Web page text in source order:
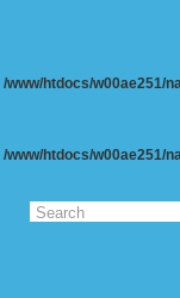
/www/htdocs/w00ae251/
/www/htdocs/w00ae251/